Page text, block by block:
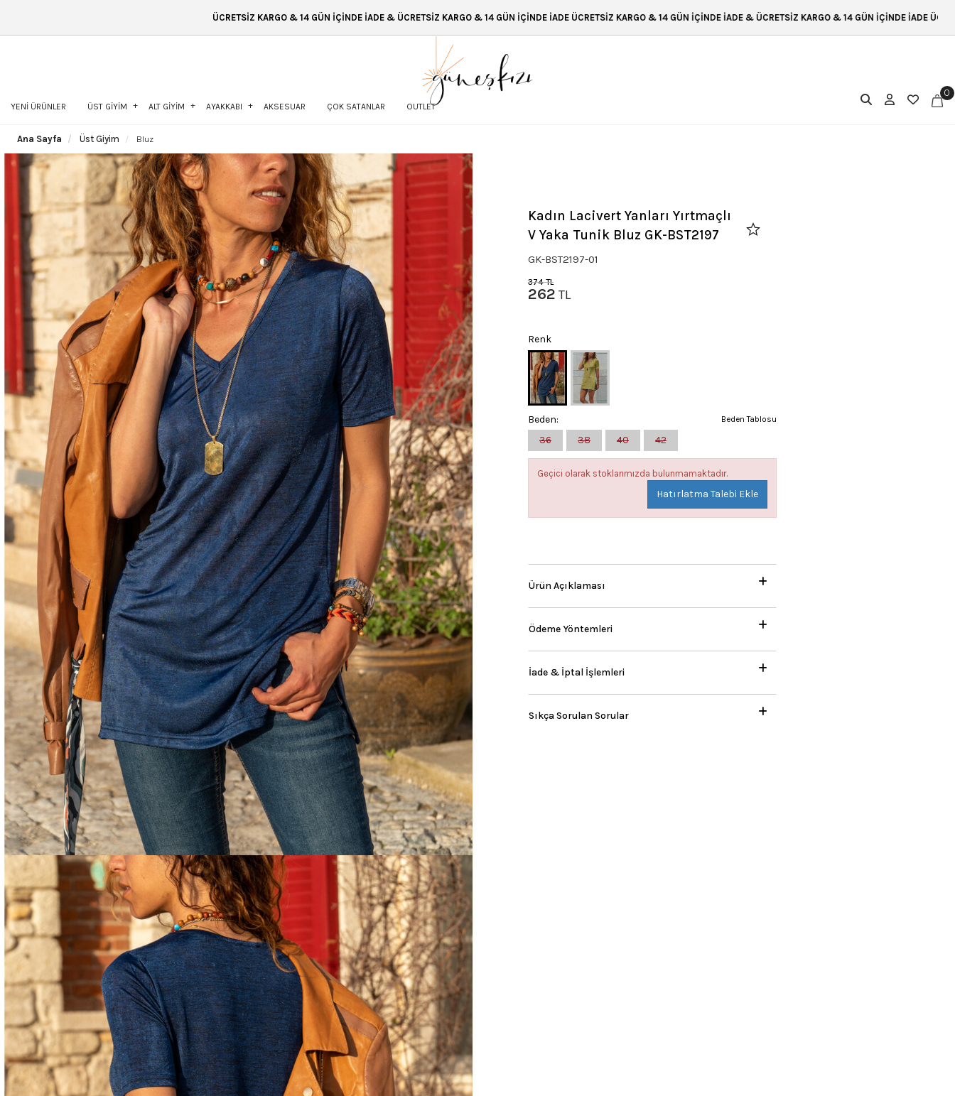
ÜCRETSİZ KARGO & 14 GÜN İÇİNDE İADE & ÜCRETSİZ KARGO & 14 GÜN İÇİNDE İADE ÜCRETSİZ KARGO & 14 GÜN İÇİNDE İADE & ÜCRETSİZ KARGO & 14 GÜN İÇİNDE İADE ÜCRETSİZ KARGO &
YENİ ÜRÜNLER ÜST GİYİM ALT GİYİM AYAKKABI AKSESUAR ÇOK SATANLAR OUTLET
0
Ana Sayfa Üst Giyim Bluz
Kadın Lacivert Yanları Yırtmaçlı
V Yaka Tunik Bluz GK-BST2197
GK-BST2197-01
374TL
262 TL
Renk
Beden Tablosu
Beden:
36
38 40 42
Geçici olarak stoklarımızda bulunmamaktadır.
Hatırlatma Talebi Ekle
Ürün Açıklaması
Ödeme Yöntemleri
İade & İptal İşlemleri
Sıkça Sorulan Sorular